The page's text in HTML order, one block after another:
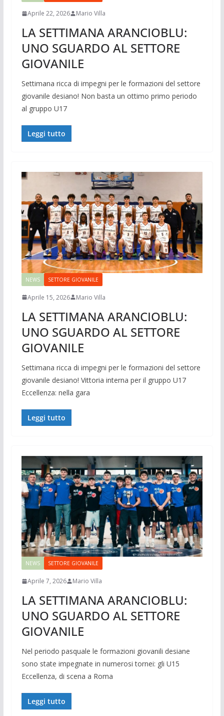
Aprile 22, 2026 Mario Villa
LA SETTIMANA ARANCIOBLU:
UNO SGUARDO AL SETTORE
GIOVANILE
Settimana ricca di impegni per le formazioni del settore
giovanile desiano! Non basta un ottimo primo periodo
al gruppo U17
Leggi tutto
NEWS SETTORE GIOVANILE
Aprile 15, 2026 Mario Villa
LA SETTIMANA ARANCIOBLU:
UNO SGUARDO AL SETTORE
GIOVANILE
Settimana ricca di impegni per le formazioni del settore
giovanile desiano! Vittoria interna per il gruppo U17
Eccellenza: nella gara
Leggi tutto
NEWS SETTORE GIOVANILE
Aprile 7, 2026 Mario Villa
LA SETTIMANA ARANCIOBLU:
UNO SGUARDO AL SETTORE
GIOVANILE
Nel periodo pasquale le formazioni giovanili desiane
sono state impegnate in numerosi tornei: gli U15
Eccellenza, di scena a Roma
Leggi tutto